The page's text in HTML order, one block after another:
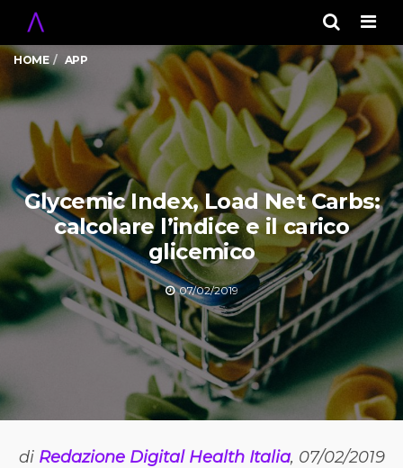
HOME APP
Glycemic Index, Load Net Carbs:
calcolare l’indice e il carico
glicemico
07/02/2019
di Redazione Digital Health Italia, 07/02/2019